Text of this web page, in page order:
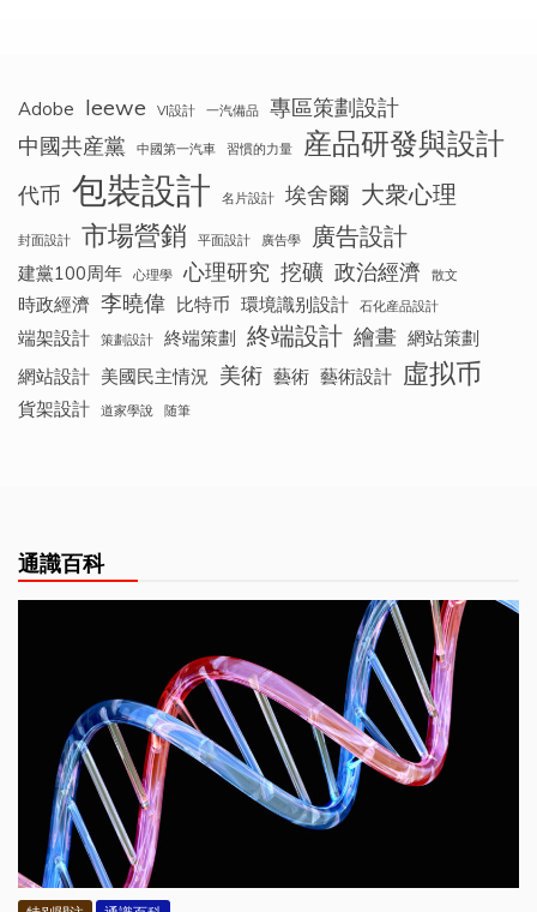
Adobe leewe VI設計 一汽備品
專區策劃設計
中國共産黨
中國第一汽車 習慣的力量 産品研發與設計
代币 包裝設計 名片設計 埃舍爾 大衆心理
封面設計 市場營銷 平面設計 廣告學 廣告設計
建黨100周年 心理學 心理研究 挖礦 政治經濟 散文
時政經濟 李曉偉 比特币 環境識别設計 石化産品設計
端架設計 策劃設計 終端策劃 終端設計 繪畫 網站策劃
網站設計 美國民主情況 美術 藝術 藝術設計 虛拟币
貨架設計 道家學說 随筆
通識百科